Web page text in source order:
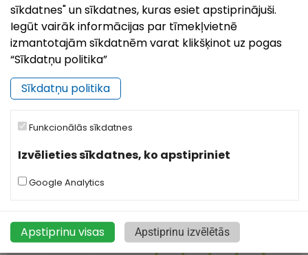
Jaunumi
sīkdatnes" un sīkdatnes, kuras esiet apstiprinājuši.
Iegūt vairāk informācijas par tīmekļvietnē
izmantotajām sīkdatnēm varat klikšķinot uz pogas
“Sīkdatņu politika”
Sīkdatņu politika
Funkcionālās sīkdatnes
Izvēlieties sīkdatnes, ko apstipriniet
Google Analytics
Apstiprinu visas Apstiprinu izvēlētās